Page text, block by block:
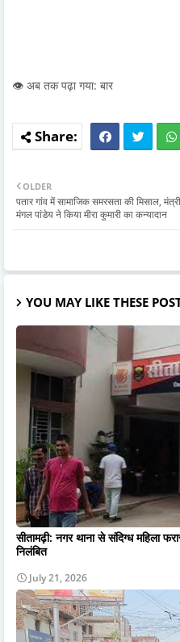
👁️ अब तक पढ़ा गया: बार
OLDER
पतार गांव में सामाजिक समरसता की मिसाल, मंत्री
मंगल पांडेय ने किया मीरा कुमारी का कन्यादान
YOU MAY LIKE THESE
सीतामढ़ी: नगर थाना से संदिग्ध महिला
निलंबित
July 21, 2026